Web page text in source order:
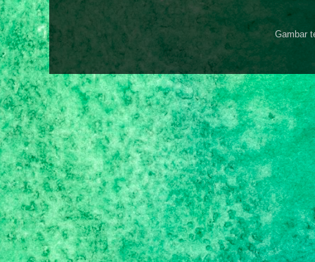
Gambar